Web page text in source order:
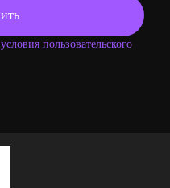
условия пользовательского